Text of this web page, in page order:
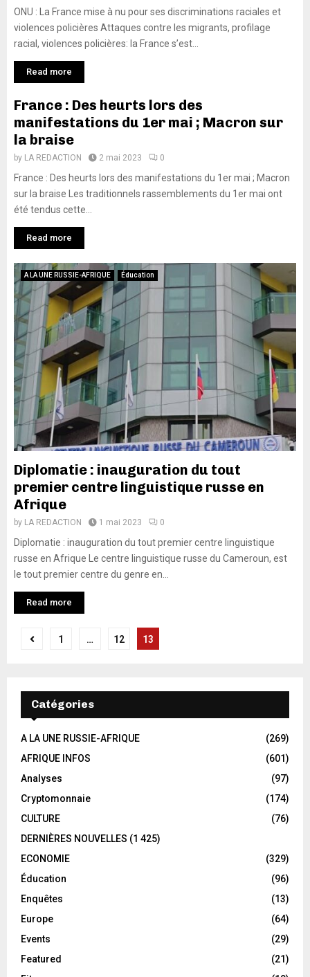
ONU : La France mise à nu pour ses discriminations raciales et
violences policières Attaques contre les migrants, profilage
racial, violences policières: la France s’est...
Read more
France : Des heurts lors des
manifestations du 1er mai ; Macron sur
la braise
by LA REDACTION 2 mai 2023 0
France : Des heurts lors des manifestations du 1er mai ; Macron
sur la braise Les traditionnels rassemblements du 1er mai ont
été tendus cette...
Read more
A LA UNE RUSSIE-AFRIQUE Éducation
Diplomatie : inauguration du tout
premier centre linguistique russe en
Afrique
by LA REDACTION 1 mai 2023 0
Diplomatie : inauguration du tout premier centre linguistique
russe en Afrique Le centre linguistique russe du Cameroun, est
le tout premier centre du genre en...
Read more
1 … 12 13
Catégories
A LA UNE RUSSIE-AFRIQUE
(269)
AFRIQUE INFOS
(601)
Analyses
(97)
Cryptomonnaie
(174)
CULTURE
(76)
DERNIÈRES NOUVELLES (1 425)
ECONOMIE
(329)
Éducation
(96)
Enquêtes
(13)
Europe
(64)
Events
(29)
Featured
(21)